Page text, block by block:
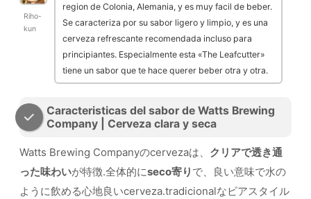
Riho-
kun
region de Colonia, Alemania, y es muy facil de beber.
Se caracteriza por su sabor ligero y limpio, y es una
cerveza refrescante recomendada incluso para
principiantes. Especialmente esta «The Leafcutter»
tiene un sabor que te hace querer beber otra y otra.
Caracteristicas del sabor de Watts Brewing
Company | Cerveza clara y seca
Watts Brewing Companyのcervezaは、 クリアで透き通
った味わいが特徴.全体的にseco寄り で、良い意味で水の
ように飲める心地良いcerveza.tradicionalなビアスタイル